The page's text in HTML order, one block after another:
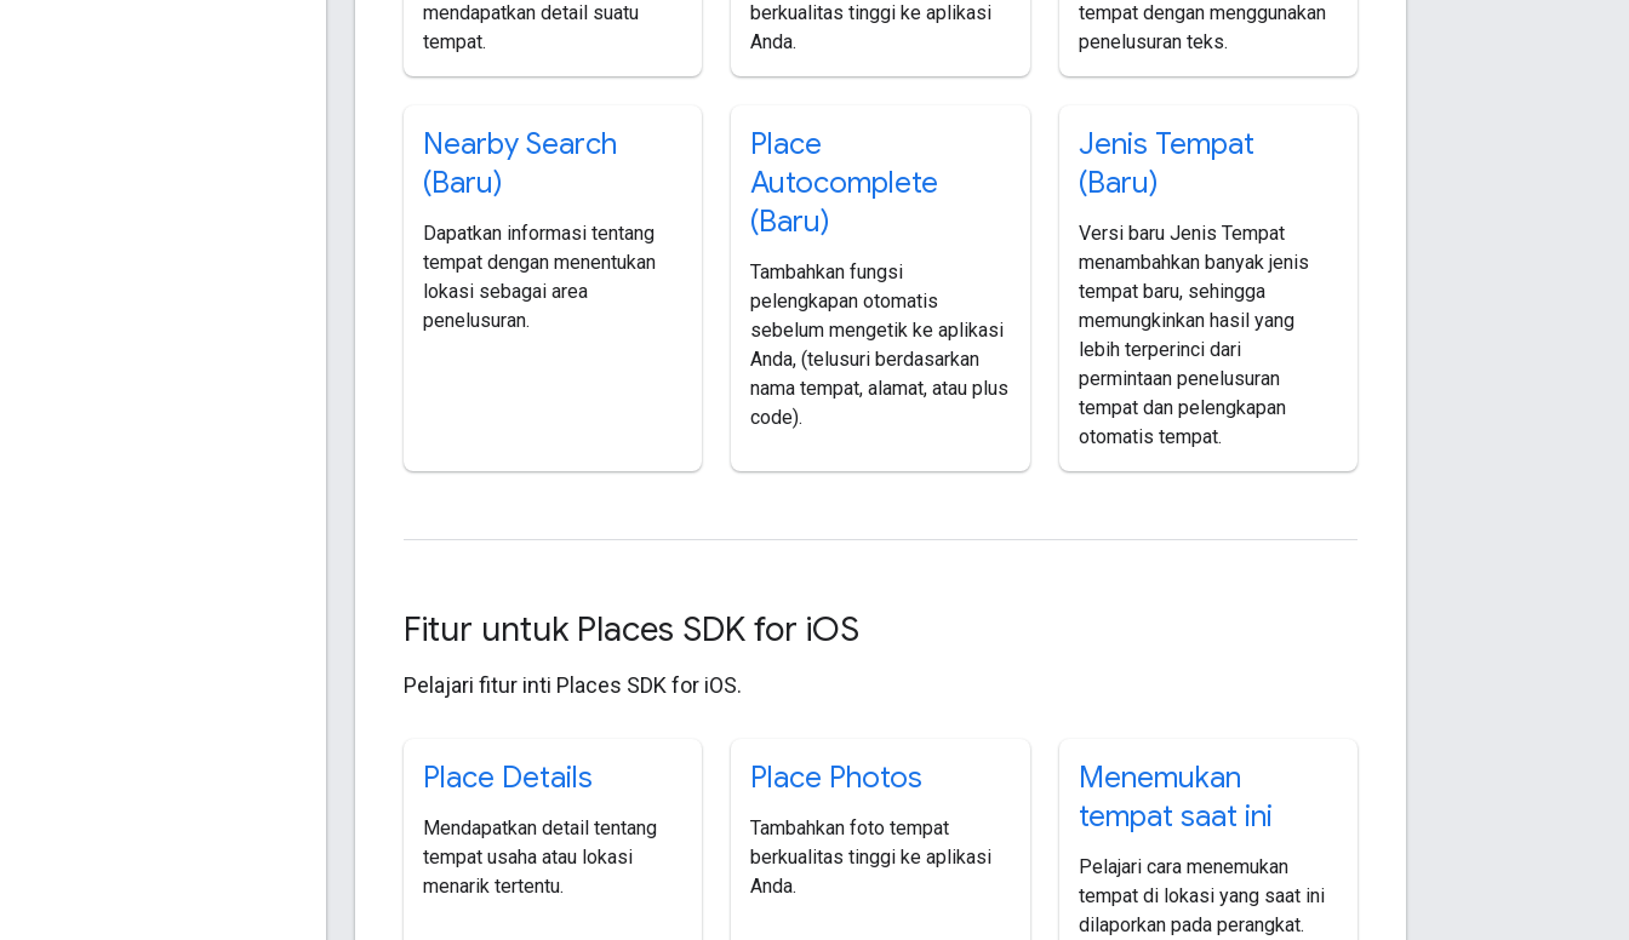
mendapatkan detail suatu
tempat.
berkualitas tinggi ke aplikasi
Anda.
tempat dengan menggunakan
penelusuran teks.
Nearby Search
(Baru)
Dapatkan informasi tentang
tempat dengan menentukan
lokasi sebagai area
penelusuran.
Place
Autocomplete
(Baru)
Tambahkan fungsi
pelengkapan otomatis
sebelum mengetik ke aplikasi
Anda, (telusuri berdasarkan
nama tempat, alamat, atau plus
code).
Jenis Tempat
(Baru)
Versi baru Jenis Tempat
menambahkan banyak jenis
tempat baru, sehingga
memungkinkan hasil yang
lebih terperinci dari
permintaan penelusuran
tempat dan pelengkapan
otomatis tempat.
Fitur untuk Places SDK for iOS
Pelajari fitur inti Places SDK for iOS.
Place Details
Mendapatkan detail tentang
tempat usaha atau lokasi
menarik tertentu.
Place Photos
Tambahkan foto tempat
berkualitas tinggi ke aplikasi
Anda.
Menemukan
tempat saat ini
Pelajari cara menemukan
tempat di lokasi yang saat ini
dilaporkan pada perangkat.